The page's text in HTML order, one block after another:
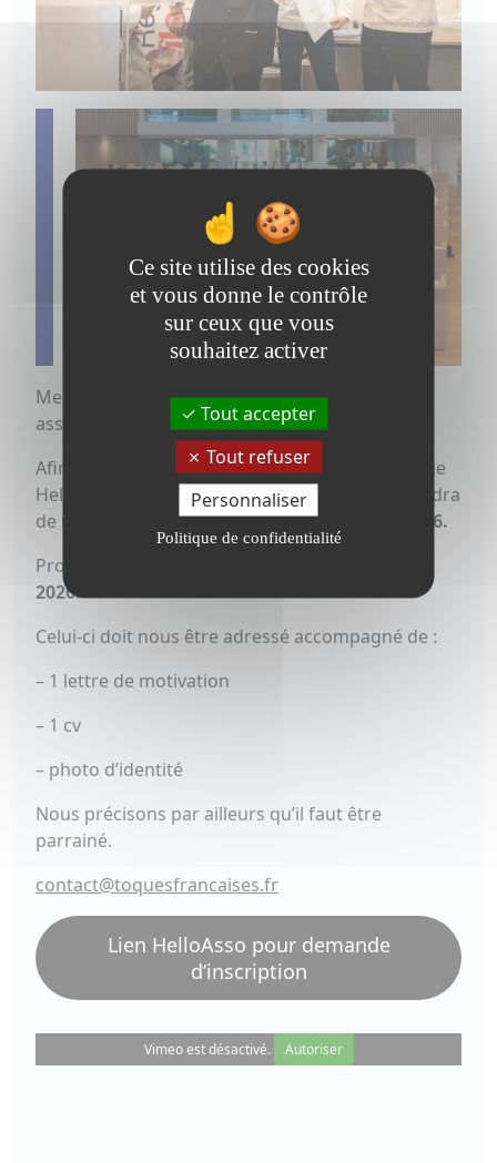
Merci de l’intérêt que vous portez à notre
association.
Afin d’étudier votre demande, remplissez la page
HelloAsso de l’association ci-dessous, il conviendra
de retourner votre dossier avant le
17 avril 2026.
Prochaine commission d’admission le
2026.
Celui-ci doit nous être adressé accompagné de :
– 1 lettre de motivation
– 1 cv
– photo d’identité
Nous précisons par ailleurs qu’il faut être
parrainé.
contact@toquesfrancaises.fr
Lien HelloAsso pour demande
d’inscription
Vimeo est désactivé. Autoriser
Ce site utilise des cookies
et vous donne le contrôle
sur ceux que vous
souhaitez activer
Tout accepter
Tout refuser
Personnaliser
Politique de confidentialité